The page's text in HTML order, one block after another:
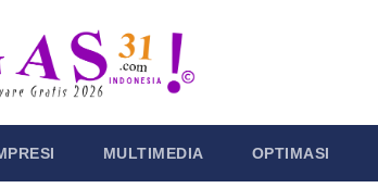
MULTIMEDIA OPTIMASI